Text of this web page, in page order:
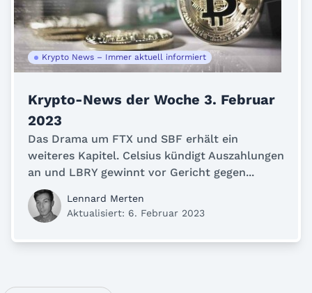
Krypto News – Immer aktuell informiert
Krypto-News der Woche 3. Februar
2023
Das Drama um FTX und SBF erhält ein
weiteres Kapitel. Celsius kündigt Auszahlungen
an und LBRY gewinnt vor Gericht gegen...
Lennard Merten
Aktualisiert: 6. Februar 2023